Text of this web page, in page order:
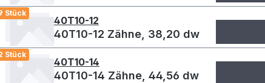
Stück
40T10-12
40T10-12 Zähne, 38,20 dw
Stück
40T10-14
40T10-14 Zähne, 44,56 dw